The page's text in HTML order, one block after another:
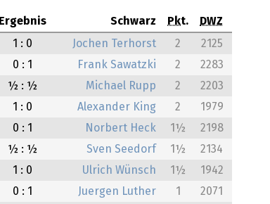
Ergebnis Schwarz Pkt.
DWZ
1 : 0 Jochen Terhorst 2
2125
0 : 1 Frank Sawatzki 2
2283
½ : ½ Michael Rupp 2
2203
1 : 0 Alexander King 2
1979
0 : 1 Norbert Heck 1½
2198
½ : ½ Sven Seedorf 1½
2134
1 : 0 Ulrich Wünsch 1½
1942
0 : 1 Juergen Luther 1
2071